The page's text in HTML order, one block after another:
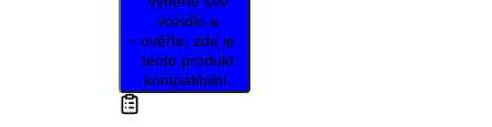
vozidlo a
ověřte, zda je
tento produkt
kompatibilní.